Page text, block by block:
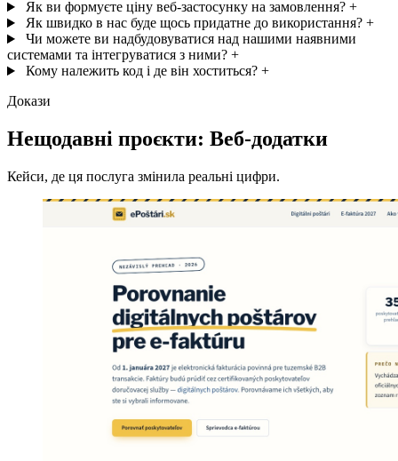
Як ви формуєте ціну веб-застосунку на замовлення? +
Як швидко в нас буде щось придатне до використання? +
Чи можете ви надбудовуватися над нашими наявними
системами та інтегруватися з ними? +
Кому належить код і де він хоститься? +
Докази
Нещодавні проєкти: Веб-додатки
Кейси, де ця послуга змінила реальні цифри.